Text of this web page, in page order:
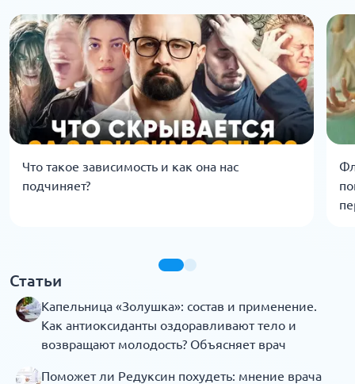
Что такое зависимость и как она нас
подчиняет?
Статьи
Капельница «Золушка»: состав и применение.
Как антиоксиданты оздоравливают тело и
возвращают молодость? Объясняет врач
Поможет ли Редуксин похудеть: мнение врача